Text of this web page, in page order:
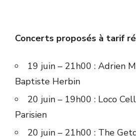
Concerts proposés à tarif
19 juin – 21h00 : Adrien
Baptiste Herbin
20 juin – 19h00 : Loco
Parisien
20 juin – 21h00 : The